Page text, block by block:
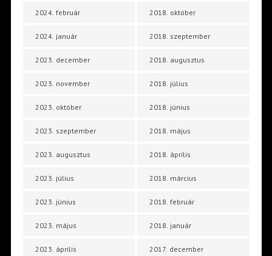
2024. február
2024. január
2023. december
2023. november
2023. október
2023. szeptember
2023. augusztus
2023. július
2023. június
2023. május
2023. április
2018. október
2018. szeptember
2018. augusztus
2018. július
2018. június
2018. május
2018. április
2018. március
2018. február
2018. január
2017. december